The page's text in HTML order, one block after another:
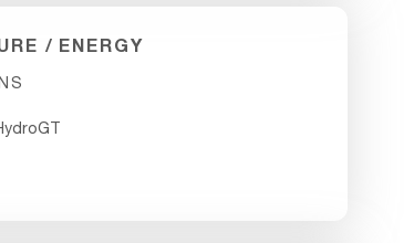
ENERGY